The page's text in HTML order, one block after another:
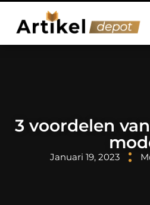
3 voordelen
Januari 19, 2023